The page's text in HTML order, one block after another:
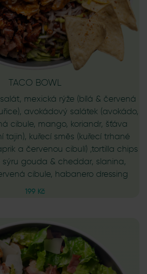
TACO BOWL
mexická rýže (bílá & červená
avokádový salátek (avokádo,
cibule, mango, koriandr, šťáva
tajin), kuřecí směs (kuřecí trhané
a červenou cibulí) ,tortilla chips
sýru gouda & cheddar, slanina,
cibule, habanero dressing
199 Kč